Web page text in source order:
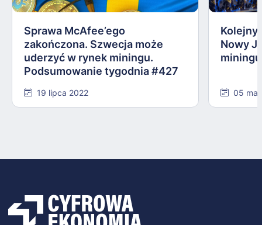
Sprawa McAfee’ego
zakończona. Szwecja może
uderzyć w rynek miningu.
Podsumowanie tygodnia #427
19 lipca 2022
Kolejny
Nowy
05